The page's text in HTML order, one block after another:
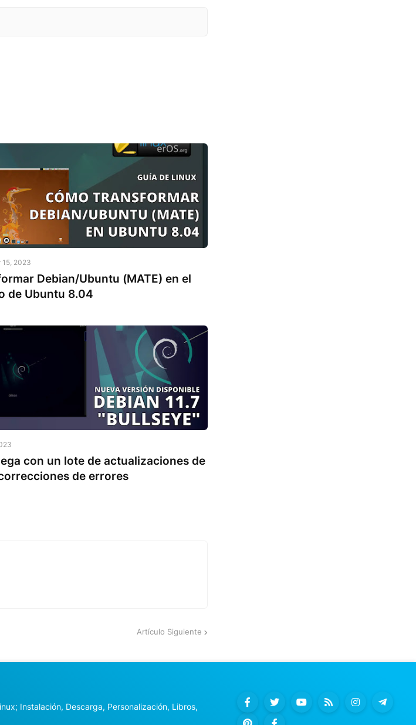
15, 2023
Debian/Ubuntu (MATE) en el
de Ubuntu 8.04
con un lote de actualizaciones de
de errores
Artículo Siguiente
Instalación, Descarga, Personalización, Libros,